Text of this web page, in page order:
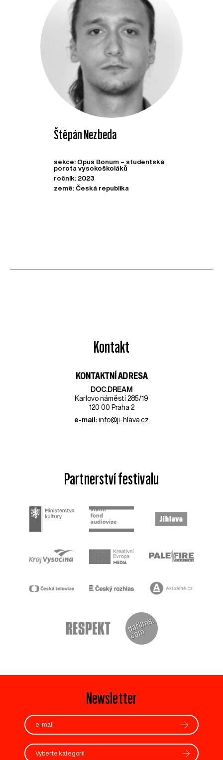
Štěpán Nezbeda
sekce: Opus Bonum – studentská
porota vysokoškoláků
ročník: 2023
země: Česká republika
Kontakt
KONTAKTNÍ ADRESA
DOC.DREAM​
Karlovo náměstí 285/19
120 00 Praha 2
e-mail: info@ji-hlava.cz
Partnerství festivalu
Newsletter
Vyberte kategorii